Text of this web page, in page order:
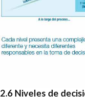
2.6 Niveles de